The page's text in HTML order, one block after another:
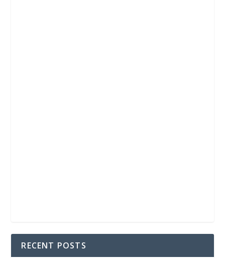
RECENT POSTS